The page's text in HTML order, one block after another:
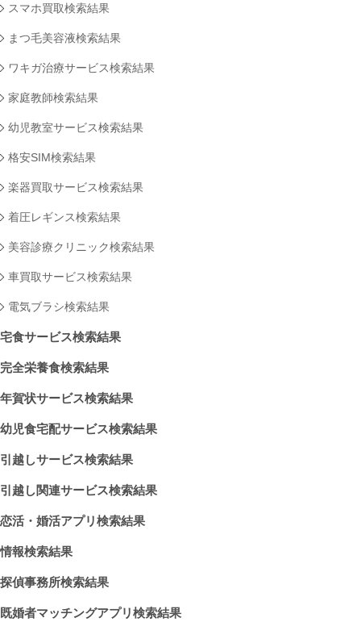
スマホ買取検索結果
まつ毛美容液検索結果
ワキガ治療サービス検索結果
家庭教師検索結果
幼児教室サービス検索結果
格安SIM検索結果
楽器買取サービス検索結果
着圧レギンス検索結果
美容診療クリニック検索結果
車買取サービス検索結果
電気ブラシ検索結果
宅食サービス検索結果
完全栄養食検索結果
年賀状サービス検索結果
幼児食宅配サービス検索結果
引越しサービス検索結果
引越し関連サービス検索結果
恋活・婚活アプリ検索結果
情報検索結果
探偵事務所検索結果
既婚者マッチングアプリ検索結果